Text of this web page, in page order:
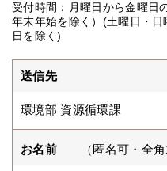
受付時間：月曜日から金曜日
年末年始を除く）(土曜日・
日を除く)
送信先
環境部 資源循環課
お名前 （匿名可・全